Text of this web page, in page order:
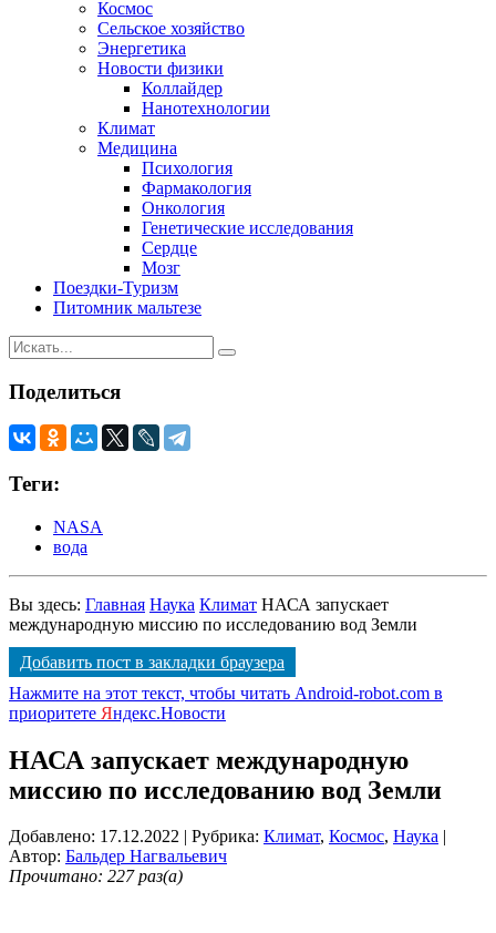
Космос
Сельское хозяйство
Энергетика
Новости физики
Коллайдер
Нанотехнологии
Климат
Медицина
Психология
Фармакология
Онкология
Генетические исследования
Сердце
Мозг
Поездки-Туризм
Питомник мальтезе
Поделиться
Теги:
NASA
вода
Вы здесь: Главная Наука Климат НАСА запускает
международную миссию по исследованию вод Земли
Добавить пост в закладки браузера
Нажмите на этот текст, чтобы читать Android-robot.com в
приоритете Яндекс.Новости
НАСА запускает международную
миссию по исследованию вод Земли
Добавлено: 17.12.2022 | Рубрика: Климат, Космос, Наука
Автор: Бальдер Нагвальевич
Прочитано: 227 раз(а)